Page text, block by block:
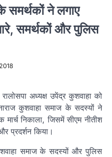
समर्थकों ने लगाए
समर्थकों और पुलिस
रालोसपा अध्यक्ष उपेंद्र कुशवाहा को
कुशवाहा समाज के सदस्यों ने
निकाला, जिसमें सीएम नीतीश
प्रदर्शन किया।
समाज के सदस्यों और पुलिस